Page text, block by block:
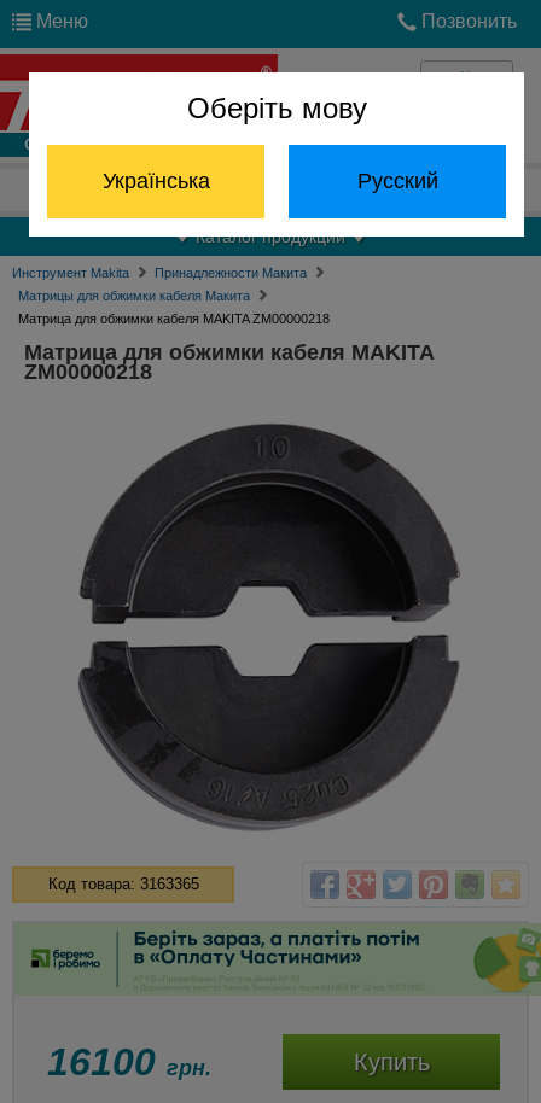
Оберіть мову
Українська Русский
Меню Позвонить
Войти
Отдел запчастей: (068) 824-24-24
Каталог продукции
Инструмент Makita
Принадлежности Макита
Матрицы для обжимки кабеля Макита
Матрица для обжимки кабеля MAKITA ZM00000218
Матрица для обжимки кабеля MAKITA
ZM00000218
Код товара: 3163365
16100 грн. Купить